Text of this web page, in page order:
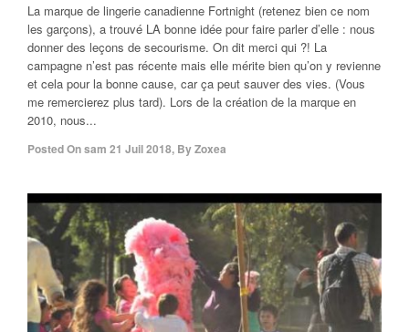
La marque de lingerie canadienne Fortnight (retenez bien ce nom
les garçons), a trouvé LA bonne idée pour faire parler d’elle : nous
donner des leçons de secourisme. On dit merci qui ?! La
campagne n’est pas récente mais elle mérite bien qu’on y revienne
et cela pour la bonne cause, car ça peut sauver des vies. (Vous
me remercierez plus tard). Lors de la création de la marque en
2010, nous...
Posted Onsam 21 Juil 2018, ByZoxea